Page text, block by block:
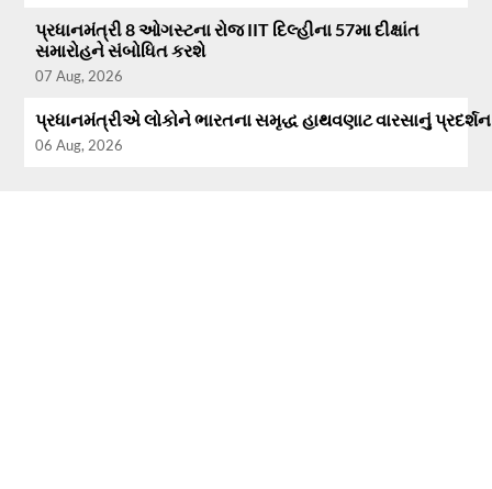
પ્રધાનમંત્રી 8 ઓગસ્ટના રોજ IIT દિલ્હીના 57મા દીક્ષાંત
સમારોહને સંબોધિત કરશે
07 Aug, 2026
પ્રધાનમંત્રીએ લોકોને ભારતના સમૃદ્ધ હાથવણાટ વારસાનું
06 Aug, 2026